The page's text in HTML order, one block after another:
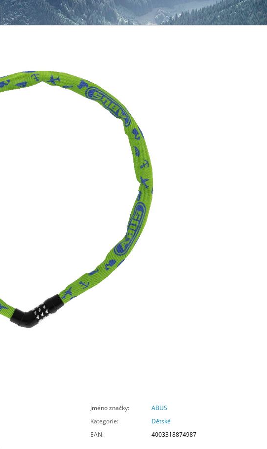
Jméno značky:
ABUS
Kategorie:
Dětské
EAN: 4003318874987